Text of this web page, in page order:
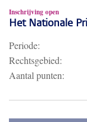
Inschrijving open
Het Nationale
Periode:
Rechtsgebied:
Aantal punten: